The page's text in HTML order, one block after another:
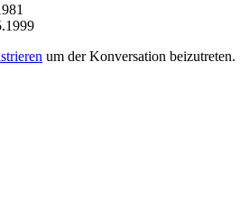
um der Konversation beizutreten.